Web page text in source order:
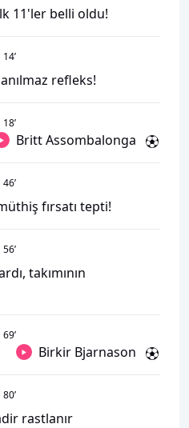
11'ler belli oldu!
14’
refleks!
18’
Britt Assombalonga
46’
fırsatı tepti!
56’
takımının
69’
Birkir Bjarnason
80’
rastlanır